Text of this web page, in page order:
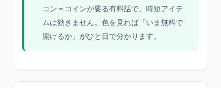
コン＝コインが要る有料話で、時短アイテ
ムは効きません。色を見れば「いま無料で
開けるか」がひと目で分かります。